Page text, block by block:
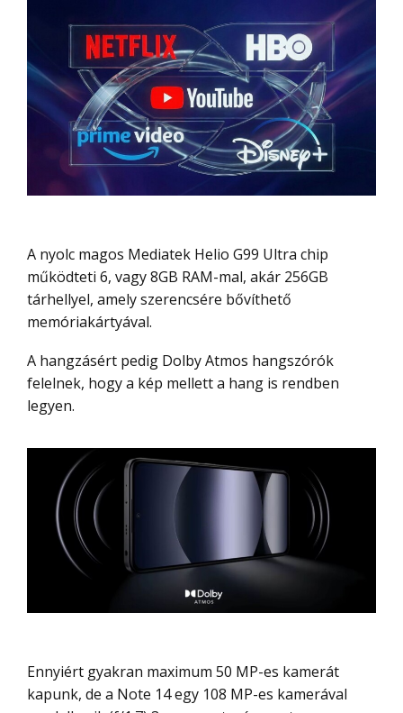
A nyolc magos Mediatek Helio G99 Ultra chip
működteti 6, vagy 8GB RAM-mal, akár 256GB
tárhellyel, amely szerencsére bővíthető
memóriakártyával.
A hangzásért pedig Dolby Atmos hangszórók
felelnek, hogy a kép mellett a hang is rendben
legyen.
Ennyiért gyakran maximum 50 MP-es kamerát
kapunk, de a Note 14 egy 108 MP-es kamerával